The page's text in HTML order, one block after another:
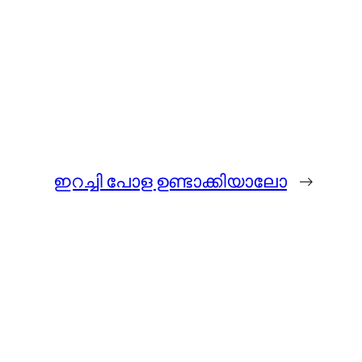
ഇറച്ചി പോള ഉണ്ടാക്കിയാലോ →